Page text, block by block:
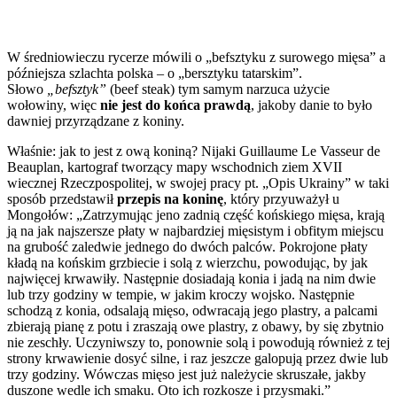
W średniowieczu rycerze mówili o „befsztyku z surowego mięsa” a
późniejsza szlachta polska – o „bersztyku tatarskim”.
Słowo „befsztyk” (beef steak) tym samym narzuca użycie
wołowiny, więc nie jest do końca prawdą, jakoby danie to było
dawniej przyrządzane z koniny.
Właśnie: jak to jest z ową koniną? Nijaki Guillaume Le Vasseur de
Beauplan, kartograf tworzący mapy wschodnich ziem XVII
wiecznej Rzeczpospolitej, w swojej pracy pt. „Opis Ukrainy” w taki
sposób przedstawiłprzepis na koninę, który przyuważył u
Mongołów: „Zatrzymując jeno zadnią część końskiego mięsa, krają
ją na jak najszersze płaty w najbardziej mięsistym i obfitym miejscu
na grubość zaledwie jednego do dwóch palców. Pokrojone płaty
kładą na końskim grzbiecie i solą z wierzchu, powodując, by jak
najwięcej krwawiły. Następnie dosiadają konia i jadą na nim dwie
lub trzy godziny w tempie, w jakim kroczy wojsko. Następnie
schodzą z konia, odsalają mięso, odwracają jego plastry, a palcami
zbierają pianę z potu i zraszają owe plastry, z obawy, by się zbytnio
nie zeschły. Uczyniwszy to, ponownie solą i powodują również z tej
strony krwawienie dosyć silne, i raz jeszcze galopują przez dwie lub
trzy godziny. Wówczas mięso jest już należycie skruszałe, jakby
duszone wedle ich smaku. Oto ich rozkosze i przysmaki.”